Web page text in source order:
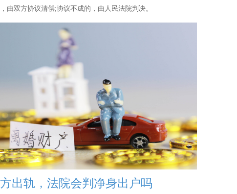
由双方协议清偿;协议不成的，由人民法院判决。
轨，法院会判净身出户吗